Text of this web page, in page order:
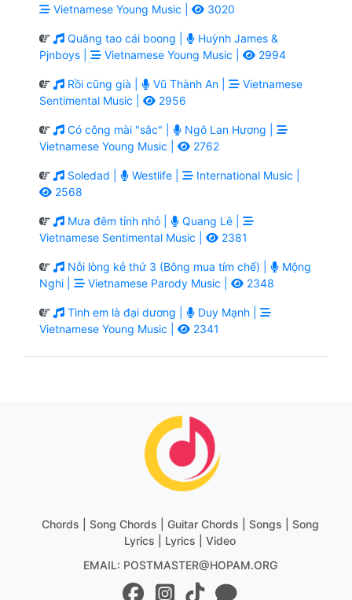
Vietnamese Young Music |
3020
Quăng tao cái boong |
Huỳnh James &
Pjnboys |
Vietnamese Young Music | 2994
Rồi cũng già | Vũ Thành An |
Vietnamese
Sentimental Music |
2956
Có công mài "sắc" |
Ngô Lan Hương |
Vietnamese Young Music |
2762
Soledad | Westlife |
International Music |
2568
Mưa đêm tỉnh nhỏ |
Quang Lê |
Vietnamese Sentimental Music |
2381
Nỗi lòng kẻ thứ 3 (Bông mua tím chế) |
Mộng
Nghi |
Vietnamese Parody Music | 2348
Tình em là đại dương |
Duy Mạnh |
Vietnamese Young Music |
2341
Chords | Song Chords | Guitar Chords | Songs | Song
Lyrics | Lyrics | Video
EMAIL: POSTMASTER@HOPAM.ORG